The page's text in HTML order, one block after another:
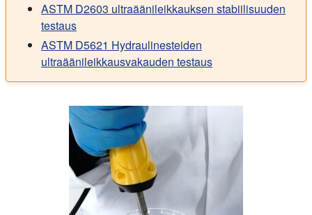
ASTM D2603 ultraäänileikkauksen stabiilisuuden
testaus
ASTM D5621 Hydraulinesteiden
ultraäänileikkausvakauden testaus